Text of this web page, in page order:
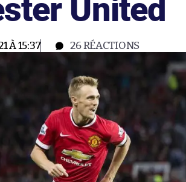
À 15:37 26RÉACTIONS